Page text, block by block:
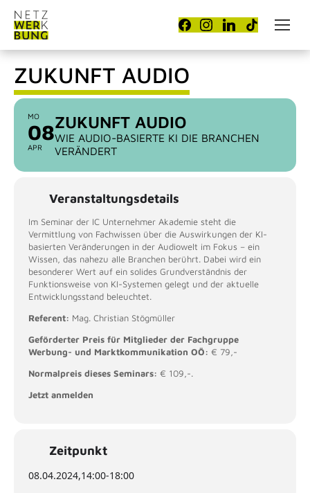
ZUKUNFT AUDIO
MO
08
APR
ZUKUNFT AUDIO
WIE AUDIO-BASIERTE KI DIE BRANCHEN
VERÄNDERT
Veranstaltungsdetails
Im Seminar der IC Unternehmer Akademie steht die
Vermittlung von Fachwissen über die Auswirkungen der KI-
basierten Veränderungen in der Audiowelt im Fokus – ein
Wissen, das nahezu alle Branchen berührt. Dabei wird ein
besonderer Wert auf ein solides Grundverständnis der
Funktionsweise von KI-Systemen gelegt und der aktuelle
Entwicklungsstand beleuchtet.
Referent: Mag. Christian Stögmüller
Geförderter Preis für Mitglieder der Fachgruppe
Werbung- und Marktkommunikation OÖ: € 79,-
Normalpreis dieses Seminars: € 109,-.
Jetzt anmelden
Zeitpunkt
08.04.2024,14:00-18:00